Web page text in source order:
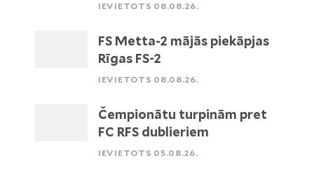
IEVIETOTS 08.08.26.
FS Metta-2 mājās piekāpjas
Rīgas FS-2
IEVIETOTS 08.08.26.
Čempionātu turpinām pret
FC RFS dublieriem
IEVIETOTS 05.08.26.